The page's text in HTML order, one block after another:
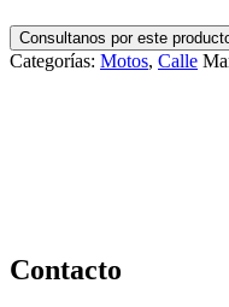
Consultanos por este
Categorías: Motos, Calle
Contacto